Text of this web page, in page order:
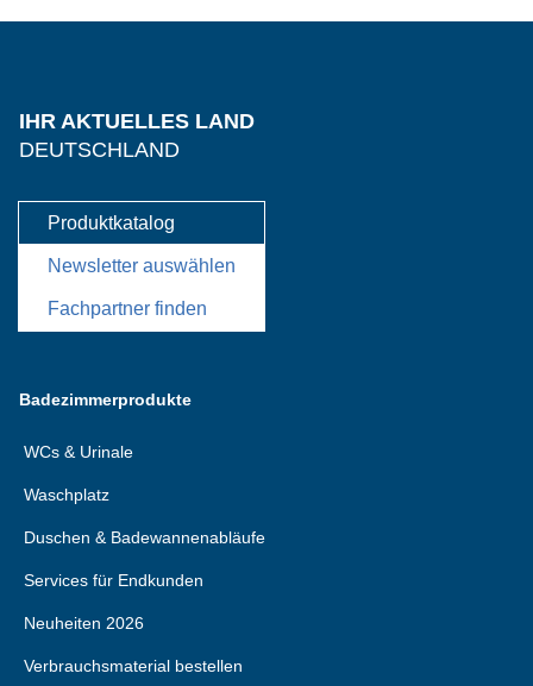
IHR AKTUELLES LAND
DEUTSCHLAND
Produktkatalog
Newsletter auswählen
Fachpartner finden
Badezimmerprodukte
WCs & Urinale
Waschplatz
Duschen & Badewannenabläufe
Services für Endkunden
Neuheiten 2026
Verbrauchsmaterial bestellen